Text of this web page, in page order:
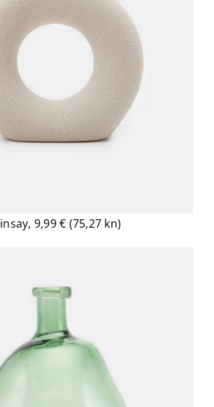
9,99 € (75,27 kn)